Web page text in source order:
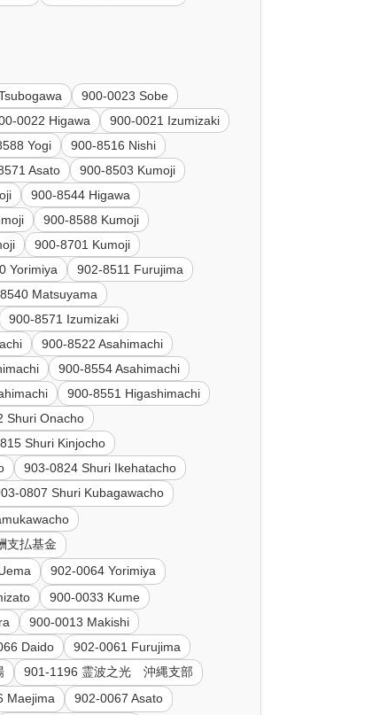
900-0023 Sobe
0022 Higawa
900-0021 Izumizaki
Yogi
900-8516 Nishi
Asato
900-8503 Kumoji
900-8544 Higawa
900-8588 Kumoji
900-8701 Kumoji
Yorimiya
902-8511 Furujima
Matsuyama
900-8571 Izumizaki
900-8522 Asahimachi
900-8554 Asahimachi
900-8551 Higashimachi
Shuri Onacho
Shuri Kinjocho
903-0824 Shuri Ikehatacho
0807 Shuri Kubagawacho
支払基金
902-0064 Yorimiya
900-0033 Kume
900-0013 Makishi
Daido
902-0061 Furujima
901-1196 霊波之光 沖縄支部
Maejima
902-0067 Asato